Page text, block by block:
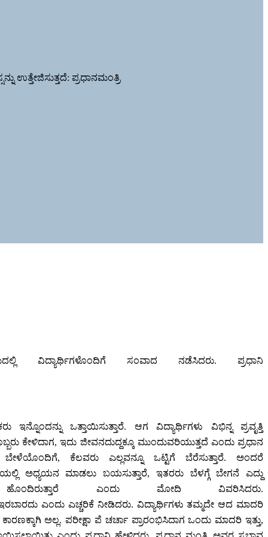
ಉತ್ತೇಜಿಸುತ್ತದೆ: ಪ್ರಧಾನಮಂತ್ರಿ
ವಿದ್ಯಾರ್ಥಿಗಳೊಂದಿಗೆ ಸಂವಾದ ನಡೆಸಿದರು. ಪ್ರಧಾನಿ
ಒತ್ತಾಯಿಸುತ್ತಾರೆ. ಆಗ ವಿದ್ಯಾರ್ಥಿಗಳು ವಿಭಿನ್ನ ಪ್ರವೃತ್ತಿ
ಕೇಳಿದಾಗ, ಇದು ಜೀವನದುದ್ದಕ್ಕೂ ಮುಂದುವರಿಯುತ್ತದೆ ಎಂದು ಪ್ರಧಾನ
ಕೆಲವರು ಎಲ್ಲವನ್ನೂ ಒಟ್ಟಿಗೆ ಬೆರೆಸುತ್ತಾರೆ. ಅಂದರೆ
ಅಧ್ಯಯನ ಮಾಡಲು ಬಯಸುತ್ತಾರೆ, ಇತರರು ಬೆಳಗ್ಗೆ ಬೇಗನೆ ಎದ್ದು
ಎಂದು ಮೋದಿ ವಿವರಿಸಿದರು.
ಎಂದು ಎಚ್ಚರಿಕೆ ನೀಡಿದರು. ವಿದ್ಯಾರ್ಥಿಗಳು ತಮ್ಮದೇ ಆದ ಮಾದರಿ
ಅಲ್ಲ. ಪರೀಕ್ಷಾ ಪೆ ಚರ್ಚಾ ಪ್ರಾರಂಭಿಸಿದಾಗ ಒಂದು ಮಾದರಿ ಇತ್ತು,